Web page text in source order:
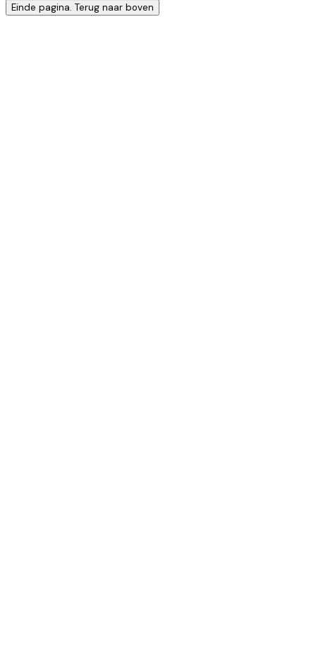
Einde pagina. Terug naar boven